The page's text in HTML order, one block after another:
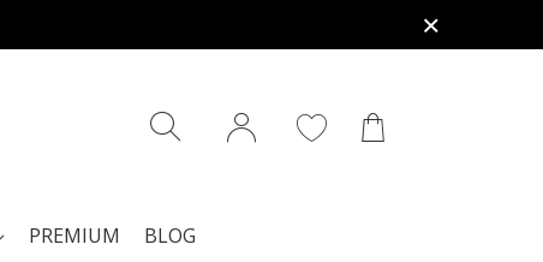
PREMIUM BLOG